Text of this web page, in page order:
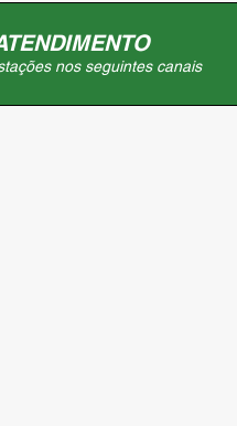
nos seguintes canais